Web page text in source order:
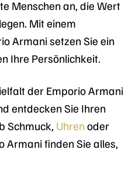
Menschen an, die Wert
Mit einem
Armani setzen Sie ein
Ihre Persönlichkeit.
der Emporio Armani
entdecken Sie Ihren
Schmuck, Uhren oder
Armani finden Sie alles,